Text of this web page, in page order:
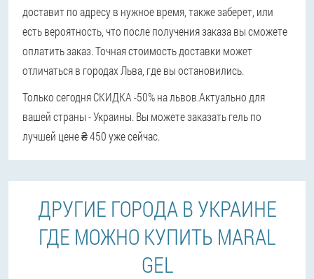
доставит по адресу в нужное время, также заберет, или
есть вероятность, что после получения заказа вы сможете
оплатить заказ. Точная стоимость доставки может
отличаться в городах Льва, где вы остановились.
Только сегодня СКИДКА -50% на львов.Актуально для
вашей страны - Украины. Вы можете заказать гель по
лучшей цене ₴ 450 уже сейчас.
ДРУГИЕ ГОРОДА В УКРАИНЕ
ГДЕ МОЖНО КУПИТЬ MARAL
GEL